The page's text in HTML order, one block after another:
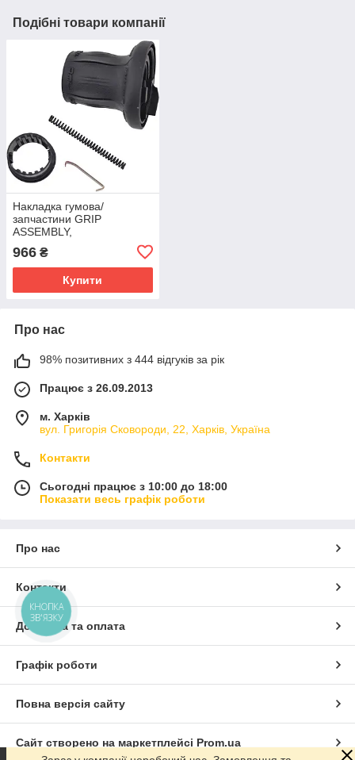
Подібні товари компанії
Накладка гумова/
запчастини GRIP
ASSEMBLY,
966 ₴
Купити
Про нас
98% позитивних з 444 відгуків за рік
Працює з 26.09.2013
м. Харків
вул. Григорія Сковороди, 22, Харків, Україна
Контакти
Сьогодні працює з 10:00 до 18:00
Показати весь графік роботи
Про нас
Контакти
Доставка та оплата
Графік роботи
Повна версія сайту
Сайт створено на маркетплейсі Prom.ua
КНОПКА
ЗВ'ЯЗКУ